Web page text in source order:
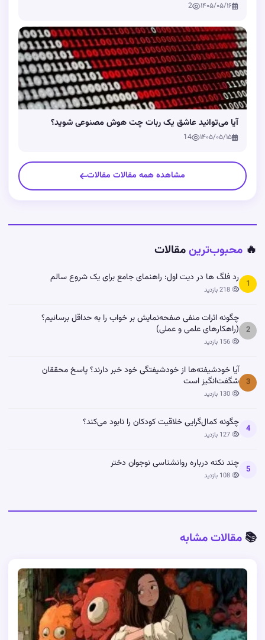
۱۴۰۵/۰۵/۱۶ 2
آیا می‌توانید عاشق یک ربات چت هوش مصنوعی شوید؟
۱۴۰۵/۰۵/۱۵ 14
مشاهده همه مقالات مقالات
🔥 محبوب‌ترینمقالات
1 رد فلگ ها در دیت اول: راهنمای جامع برای یک شروع سالم
2
چگونه اثرات منفی صفحه‌نمایش بر خواب را به حداقل برسانیم؟
(راهکارهای علمی و عملی)
3
آیا خودشیفته‌ها از خودشیفتگی خود خبر دارند؟ پاسخ محققان
شگفت‌انگیز است
4 چگونه کمال‌گرایی خلاقیت کودکان را نابود می‌کند؟
5 چند نکته درباره روانشناسی نوجوان دختر
📚 مقالات مشابه